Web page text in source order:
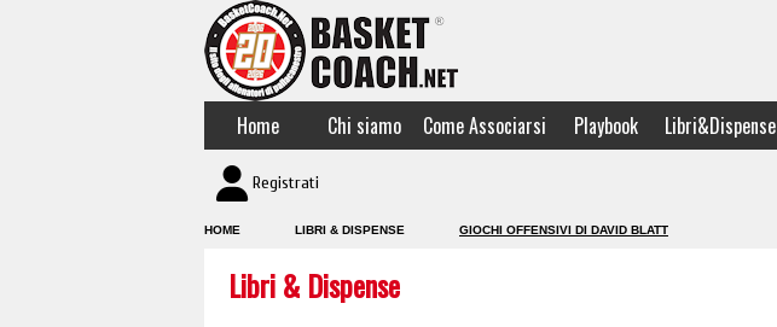
Home Chi siamo Come Associarsi Playbook Libri&Dispense
Registrati
HOME LIBRI & DISPENSE GIOCHI OFFENSIVI DI DAVID BLATT
Libri & Dispense